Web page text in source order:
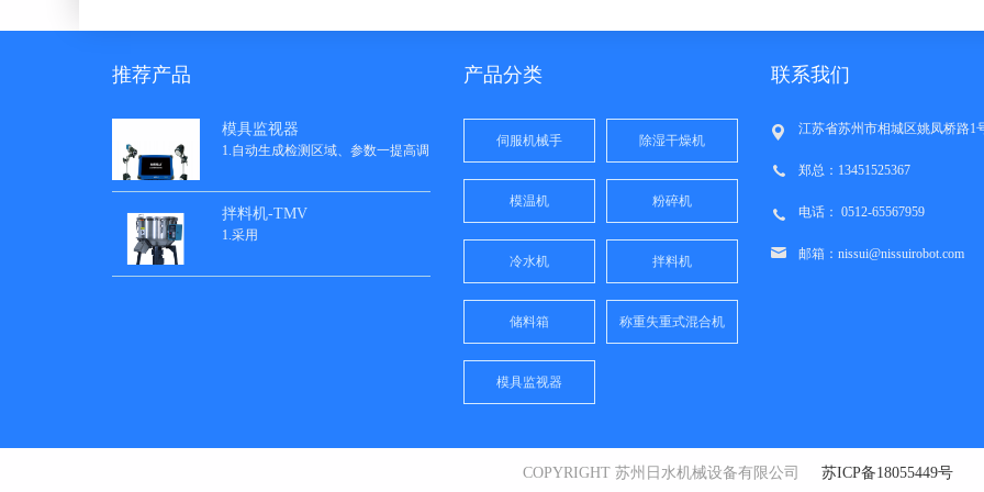
推荐产品
模具监视器
1.自动生成检测区域、参数一提高调
拌料机-TMV
1.采用
产品分类
伺服机械手 除湿干燥机
模温机 粉碎机
冷水机 拌料机
储料箱 称重失重式混合机
模具监视器
联系我们
江苏省苏州市相城区姚凤桥路1
郑总：13451525367
电话： 0512-65567959
邮箱：nissui@nissuirobot.com
COPYRIGHT 苏州日水机械设备有限公司 苏ICP备18055449号